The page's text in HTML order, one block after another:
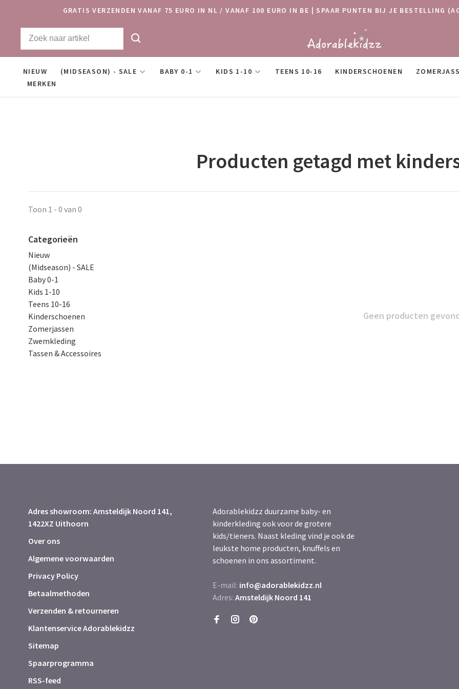
GRATIS VERZENDEN VANAF 75 EURO IN NL / VANAF 100 EURO IN BE | SPAAR PUNTEN BIJ JE BESTELLING
NIEUW (MIDSEASON) - SALE BABY 0-1 KIDS 1-10 TEENS 10-16 KINDERSCHOENEN
MERKEN
Producten getagd met
Toon 1 - 0 van 0
Categorieën
Nieuw
(Midseason) - SALE
Baby 0-1
Kids 1-10
Teens 10-16
Kinderschoenen
Zomerjassen
Zwemkleding
Tassen & Accessoires
Geen producten
Adres showroom: Amsteldijk Noord 141,
1422XZ Uithoorn
Over ons
Algemene voorwaarden
Privacy Policy
Betaalmethoden
Verzenden & retourneren
Klantenservice Adorablekidzz
Sitemap
Spaarprogramma
RSS-feed
Adorablekidzz duurzame baby- en
kinderkleding ook voor de grotere
kids/tieners. Naast kleding vind je ook de
leukste home producten, knuffels en
schoenen in ons assortiment.
E-mail: info@adorablekidzz.nl
Adres: Amsteldijk Noord 141